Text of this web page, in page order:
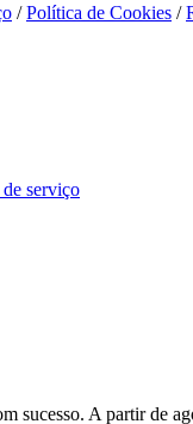
/Política de Cookies /
serviço
sucesso. A partir de